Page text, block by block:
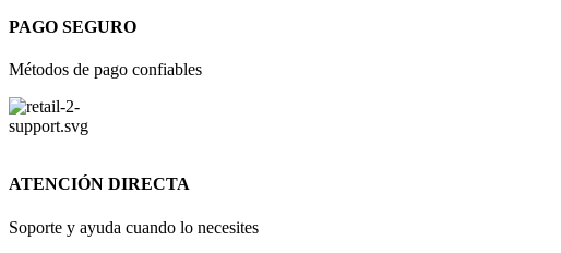
PAGO SEGURO
Métodos de pago confiables
ATENCIÓN DIRECTA
Soporte y ayuda cuando lo necesites